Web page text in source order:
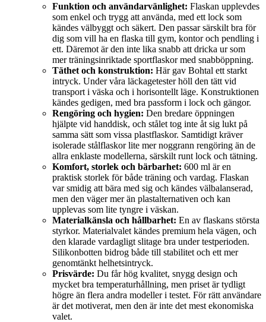
Funktion och användarvänlighet: Flaskan upplevdes
som enkel och trygg att använda, med ett lock som
kändes välbyggt och säkert. Den passar särskilt bra för
dig som vill ha en flaska till gym, kontor och pendling i
ett. Däremot är den inte lika snabb att dricka ur som
mer träningsinriktade sportflaskor med snabböppning.
Täthet och konstruktion: Här gav Bohtal ett starkt
intryck. Under våra läckagetester höll den tätt vid
transport i väska och i horisontellt läge. Konstruktionen
kändes gedigen, med bra passform i lock och gängor.
Rengöring och hygien: Den bredare öppningen
hjälpte vid handdisk, och stålet tog inte åt sig lukt på
samma sätt som vissa plastflaskor. Samtidigt kräver
isolerade stålflaskor lite mer noggrann rengöring än de
allra enklaste modellerna, särskilt runt lock och tätning.
Komfort, storlek och bärbarhet: 600 ml är en
praktisk storlek för både träning och vardag. Flaskan
var smidig att bära med sig och kändes välbalanserad,
men den väger mer än plastalternativen och kan
upplevas som lite tyngre i väskan.
Materialkänsla och hållbarhet: En av flaskans största
styrkor. Materialvalet kändes premium hela vägen, och
den klarade vardagligt slitage bra under testperioden.
Silikonbotten bidrog både till stabilitet och ett mer
genomtänkt helhetsintryck.
Prisvärde: Du får hög kvalitet, snygg design och
mycket bra temperaturhållning, men priset är tydligt
högre än flera andra modeller i testet. För rätt användare
är det motiverat, men den är inte det mest ekonomiska
valet.